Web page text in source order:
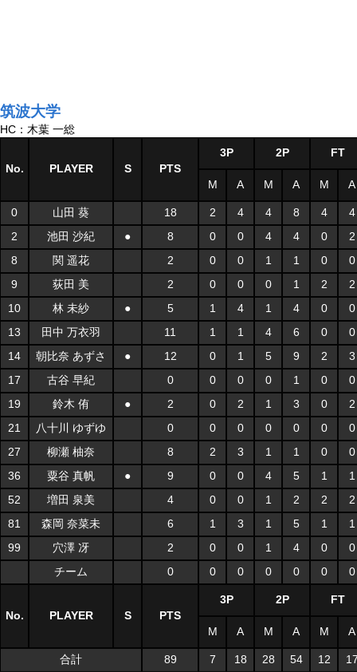
筑波大学
HC：木葉 一総
No. PLAYER S PTS
3P 2P FT
M A M A M A
0 山田 葵 18 2 4 4 8 4
4
2
池田 沙紀 ● 8 0 0 4 4 0
2
8
関 遥花 2 0 0 1 1 0
0
9
荻田 美 2 0 0 0 1 2
2
10
林 未紗 ● 5 1 4 1 4 0
0
13
田中 万衣羽 11 1 1 4 6 0
0
14
朝比奈 あずさ ● 12 0 1 5 9 2
3
17
古谷 早紀 0 0 0 0 1 0
0
19
鈴木 侑 ● 2 0 2 1 3 0
2
21
八十川 ゆずゆ 0 0 0 0 0 0
0
27
柳瀬 柚奈 8 2 3 1 1 0
0
36
粟谷 真帆 ● 9 0 0 4 5 1
1
52
増田 泉美 4 0 0 1 2 2
2
81
森岡 奈菜未 6 1 3 1 5 1
1
99
穴澤 冴 2 0 0 1 4 0
0
チーム
0 0 0 0 0 0 0
No. PLAYER S PTS
3P 2P FT
M A M A M A
合計 89 7 18 28 54 12